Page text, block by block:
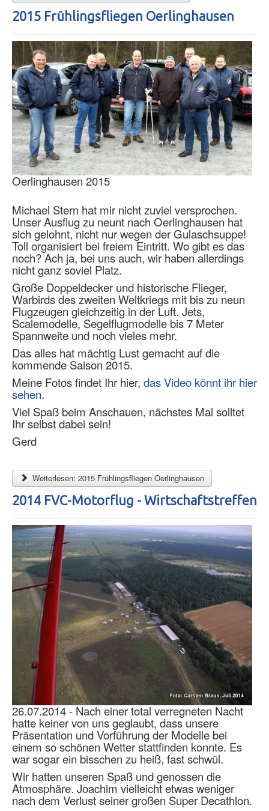
2015 Frühlingsfliegen Oerlinghausen
Oerlinghausen 2015
Michael Stern hat mir nicht zuviel versprochen.
Unser Ausflug zu neunt nach Oerlinghausen hat
sich gelohnt, nicht nur wegen der Gulaschsuppe!
Toll organisiert bei freiem Eintritt. Wo gibt es das
noch? Ach ja, bei uns auch, wir haben allerdings
nicht ganz soviel Platz.
Große Doppeldecker und historische Flieger,
Warbirds des zweiten Weltkriegs mit bis zu neun
Flugzeugen gleichzeitig in der Luft. Jets,
Scalemodelle, Segelflugmodelle bis 7 Meter
Spannweite und noch vieles mehr.
Das alles hat mächtig Lust gemacht auf die
kommende Saison 2015.
Meine Fotos findet Ihr hier, das Video könnt ihr hier
sehen.
Viel Spaß beim Anschauen, nächstes Mal solltet
Ihr selbst dabei sein!
Gerd
Weiterlesen: 2015 Frühlingsfliegen Oerlinghausen
2014 FVC-Motorflug - Wirtschaftstreffen
26.07.2014 - Nach einer total verregneten Nacht
hatte keiner von uns geglaubt, dass unsere
Präsentation und Vorführung der Modelle bei
einem so schönen Wetter stattfinden konnte. Es
war sogar ein bisschen zu heiß, fast schwül.
Wir hatten unseren Spaß und genossen die
Atmosphäre. Joachim vielleicht etwas weniger
nach dem Verlust seiner großen Super Decathlon.